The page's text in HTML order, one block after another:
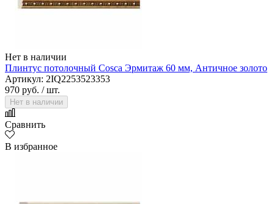
Нет в наличии
Плинтус потолочный Cosca Эрмитаж 60 мм, Античное золото
Артикул: 2IQ2253523353
970 руб. / шт.
Нет в наличии
Сравнить
В избранное